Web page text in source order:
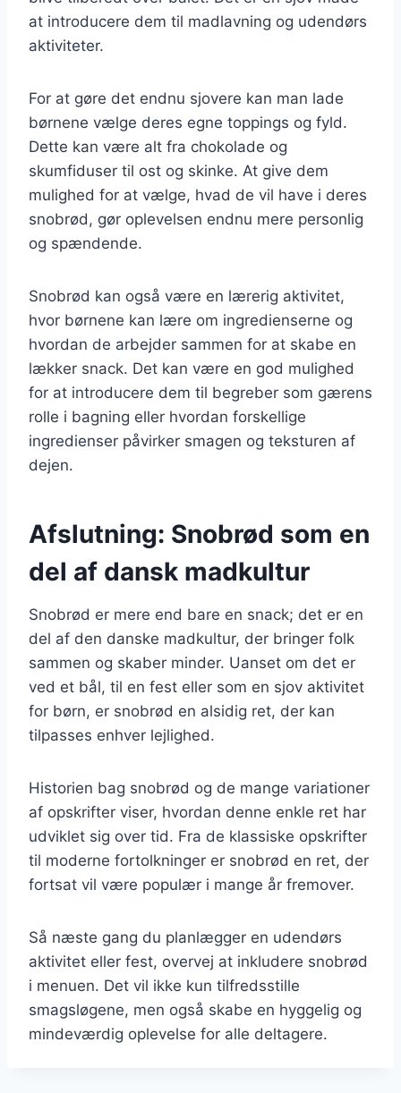
at introducere dem til madlavning og udendørs
aktiviteter.
For at gøre det endnu sjovere kan man lade
børnene vælge deres egne toppings og fyld.
Dette kan være alt fra chokolade og
skumfiduser til ost og skinke. At give dem
mulighed for at vælge, hvad de vil have i deres
snobrød, gør oplevelsen endnu mere personlig
og spændende.
Snobrød kan også være en lærerig aktivitet,
hvor børnene kan lære om ingredienserne og
hvordan de arbejder sammen for at skabe en
lækker snack. Det kan være en god mulighed
for at introducere dem til begreber som gærens
rolle i bagning eller hvordan forskellige
ingredienser påvirker smagen og teksturen af
dejen.
Afslutning: Snobrød som en
del af dansk madkultur
Snobrød er mere end bare en snack; det er en
del af den danske madkultur, der bringer folk
sammen og skaber minder. Uanset om det er
ved et bål, til en fest eller som en sjov aktivitet
for børn, er snobrød en alsidig ret, der kan
tilpasses enhver lejlighed.
Historien bag snobrød og de mange variationer
af opskrifter viser, hvordan denne enkle ret har
udviklet sig over tid. Fra de klassiske opskrifter
til moderne fortolkninger er snobrød en ret, der
fortsat vil være populær i mange år fremover.
Så næste gang du planlægger en udendørs
aktivitet eller fest, overvej at inkludere snobrød
i menuen. Det vil ikke kun tilfredsstille
smagsløgene, men også skabe en hyggelig og
mindeværdig oplevelse for alle deltagere.